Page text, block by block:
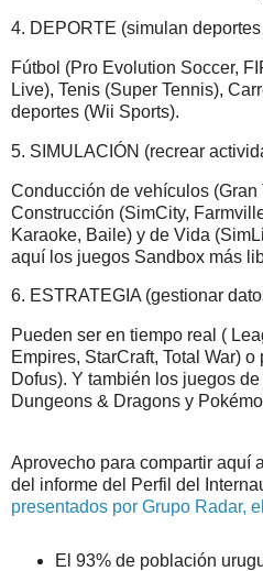
4. DEPORTE (simulan
Fútbol (Pro Evolution Soccer,
Live), Tenis (Super Tennis),
deportes (Wii Sports).
5. SIMULACIÓN (recrear
Conducción de vehículos
Construcción (SimCity,
Karaoke, Baile) y de Vida
aquí los juegos Sandbox más
6. ESTRATEGIA (gestionar
Pueden ser en tiempo real (
Empires, StarCraft, Total War)
Dofus). Y también los juegos
Dungeons & Dragons y
Aprovecho para compartir aquí
del informe del Perfil del
presentados por Grupo Radar,
El 93% de población